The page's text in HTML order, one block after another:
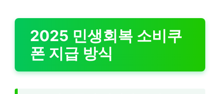
2025 민생회복 소비쿠
폰 지급 방식